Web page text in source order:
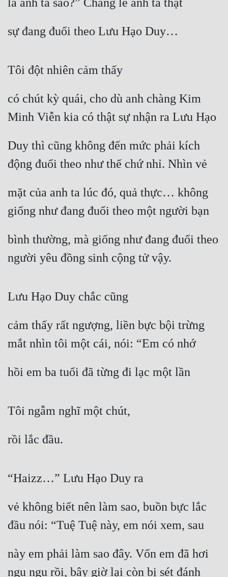
là anh ta sao?” Chẳng lẽ anh ta thật
sự đang đuổi theo Lưu Hạo Duy…
Tôi đột nhiên cảm thấy
có chút kỳ quái, cho dù anh chàng Kim
Minh Viễn kia có thật sự nhận ra Lưu Hạo
Duy thì cũng không đến mức phải kích
động đuổi theo như thế chứ nhỉ. Nhìn vẻ
mặt của anh ta lúc đó, quả thực… không
giống như đang đuổi theo một người bạn
bình thường, mà giống như đang đuổi theo
người yêu đồng sinh cộng tử vậy.
Lưu Hạo Duy chắc cũng
cảm thấy rất ngượng, liền bực bội trừng
mắt nhìn tôi một cái, nói: “Em có nhớ
hồi em ba tuổi đã từng đi lạc một lần
Tôi ngẫm nghĩ một chút,
rồi lắc đầu.
“Haizz…” Lưu Hạo Duy ra
vẻ không biết nên làm sao, buồn bực lắc
đầu nói: “Tuệ Tuệ này, em nói xem, sau
này em phải làm sao đây. Vốn em đã hơi
ngu ngu rồi, bây giờ lại còn bị sét đánh